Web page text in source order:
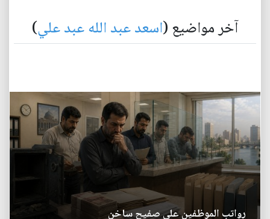
آخر مواضيع (اسعد عبد الله عبد علي)
رواتب الموظفين على صفيح ساخن